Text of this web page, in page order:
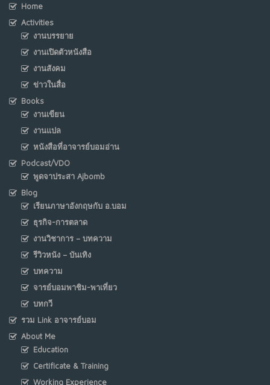
Home
Activities
งานบรรยาย
งานเปิดตัวหนังสือ
งานสังคม
ข่าวในสื่อ
Books
งานเขียน
งานแปล
หนังสือที่อาจารย์บอมอ่าน
Podcast/VDO
พูดจาประสา Ajbomb
Blog
เรียนภาษาอังกฤษกับ อ.บอม
ธุรกิจ-การตลาด
งานวิชาการ – บทความ
รีวิวหนัง – บันเทิง
บทความ
จารย์บอมพาชิม-พาเที่ยว
บทกวี
รวม Link อาจารย์บอม
About Me
Education
Certificate & Training
Working Experience